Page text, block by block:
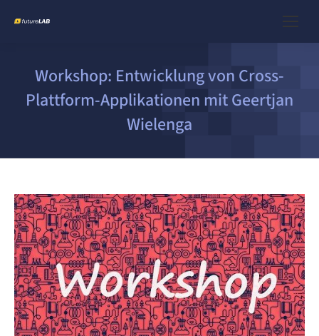
Workshop: Entwicklung von Cross-
Plattform-Applikationen mit Geertjan
Wielenga